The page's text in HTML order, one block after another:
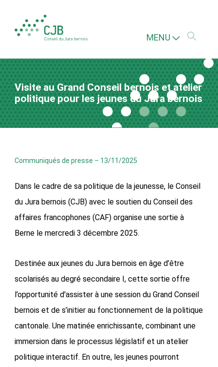
MENU
Visite au Grand Conseil bernois et atelier
politique pour les jeunes du Jura bernois
Communiqués de presse – 13/11/2025
Dans le cadre de sa politique de la jeunesse, le Conseil
du Jura bernois (CJB) avec le soutien du Conseil des
affaires francophones (CAF) organise une sortie à
Berne le mercredi 3 décembre 2025.
Destinée aux jeunes du Jura bernois en âge d’être
scolarisés au degré secondaire I, cette sortie offre
l’opportunité d'assister à une session du Grand Conseil
bernois et de s’initier au fonctionnement de la politique
cantonale. Une matinée enrichissante, combinant une
immersion dans le processus législatif et un atelier
politique interactif. En outre, les jeunes pourront